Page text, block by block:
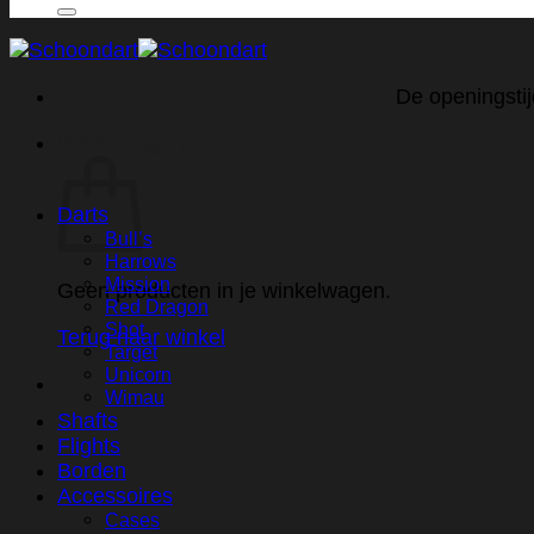
De
Geen producten in je winkelwagen.
Terug naar winkel
Darts
Bull’s
Harrows
Mission
Red Dragon
Shot
Target
Unicorn
Wimau
Shafts
Flights
Borden
Accessoires
Cases